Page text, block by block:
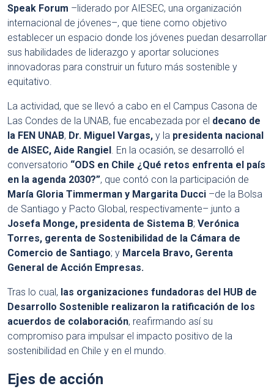
Speak Forum –liderado por AIESEC, una organización
internacional de jóvenes–, que tiene como objetivo
establecer un espacio donde los jóvenes puedan desarrollar
sus habilidades de liderazgo y aportar soluciones
innovadoras para construir un futuro más sostenible y
equitativo.
La actividad, que se llevó a cabo en el Campus Casona de
Las Condes de la UNAB, fue encabezada por el decano de
la FEN UNAB, Dr. Miguel Vargas, y la presidenta nacional
de AISEC, Aide Rangiel . En la ocasión, se desarrolló el
conversatorio “ODS en Chile ¿Qué retos enfrenta el país
en la agenda 2030?”, que contó con la participación de
María Gloria Timmerman y Margarita Ducci –de la Bolsa
de Santiago y Pacto Global, respectivamente– junto a
Josefa Monge, presidenta de Sistema B; Verónica
Torres, gerenta de Sostenibilidad de la Cámara de
Comercio de Santiago; y Marcela Bravo, Gerenta
General de Acción Empresas.
Tras lo cual, las organizaciones fundadoras del HUB de
Desarrollo Sostenible realizaron la ratificación de los
acuerdos de colaboración, reafirmando así su
compromiso para impulsar el impacto positivo de la
sostenibilidad en Chile y en el mundo.
Ejes de acción